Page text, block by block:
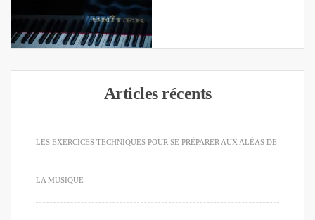
Articles récents
LES EXERCICES TECHNIQUES POUR SE PRÉPARER AUX ALÉAS DE
LA MUSIQUE